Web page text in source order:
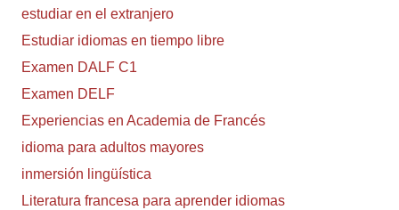
estudiar en el extranjero
Estudiar idiomas en tiempo libre
Examen DALF C1
Examen DELF
Experiencias en Academia de Francés
idioma para adultos mayores
inmersión lingüística
Literatura francesa para aprender idiomas